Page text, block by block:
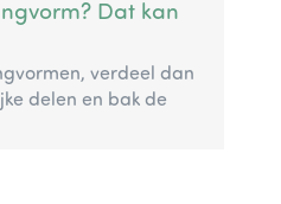
Dat kan
verdeel dan
delen en bak de